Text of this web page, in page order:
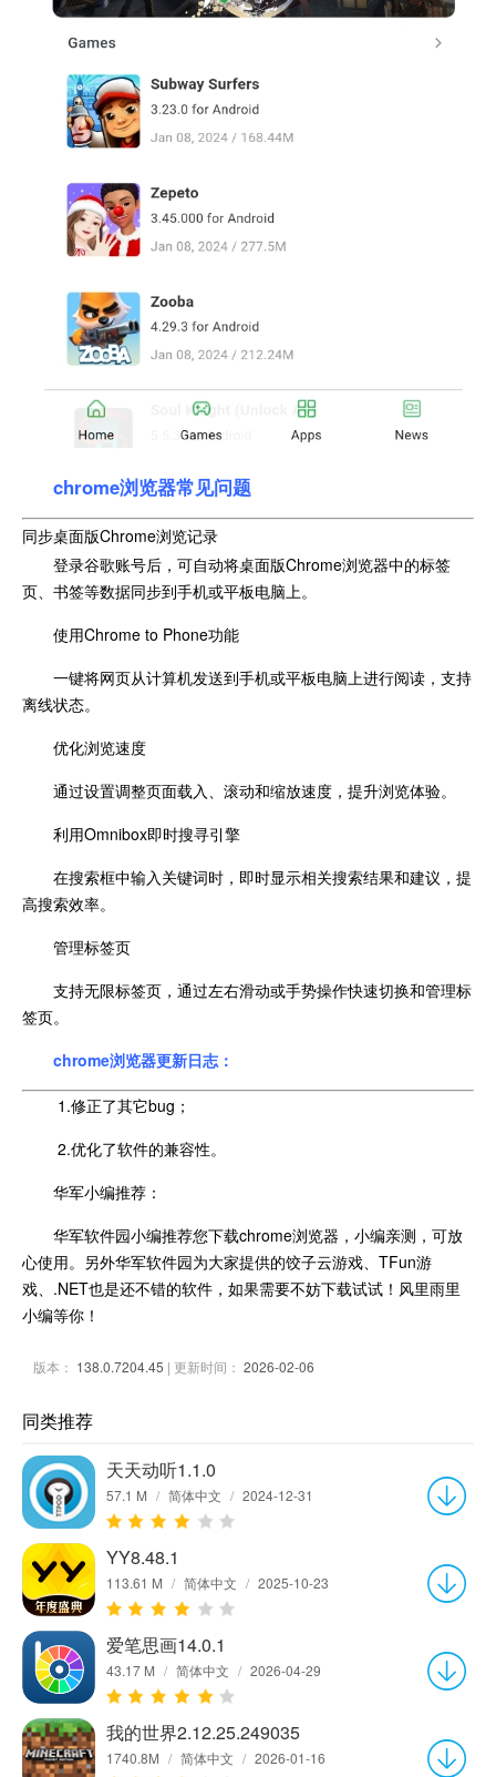
chrome浏览器常见问题
同步桌面版Chrome浏览记录
登录谷歌账号后，可自动将桌面版Chrome浏览器中的标签
页、书签等数据同步到手机或平板电脑上。
使用Chrome to Phone功能
一键将网页从计算机发送到手机或平板电脑上进行阅读，支持
离线状态。
优化浏览速度
通过设置调整页面载入、滚动和缩放速度，提升浏览体验。
利用Omnibox即时搜寻引擎
在搜索框中输入关键词时，即时显示相关搜索结果和建议，提
高搜索效率。
管理标签页
支持无限标签页，通过左右滑动或手势操作快速切换和管理标
签页。
chrome浏览器更新日志：
1.修正了其它bug；
2.优化了软件的兼容性。
华军小编推荐：
华军软件园小编推荐您下载chrome浏览器，小编亲测，可放
心使用。另外华军软件园为大家提供的饺子云游戏、TFun游
戏、.NET也是还不错的软件，如果需要不妨下载试试！风里雨里
小编等你！
版本： 138.0.7204.45 | 更新时间： 2026-02-06
同类推荐
天天动听1.1.0
57.1 M / 简体中文 / 2024-12-31
YY8.48.1
113.61 M / 简体中文 / 2025-10-23
爱笔思画14.0.1
43.17 M / 简体中文 / 2026-04-29
我的世界2.12.25.249035
1740.8M / 简体中文 / 2026-01-16